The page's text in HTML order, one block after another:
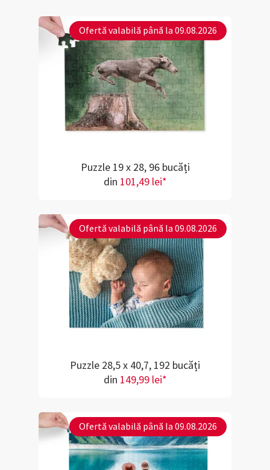
Ofertă valabilă până la 09.08.2026
Puzzle 19 x 28, 96 bucăți
din 101,49 lei*
Ofertă valabilă până la 09.08.2026
Puzzle 28,5 x 40,7, 192 bucăți
din 149,99 lei*
Ofertă valabilă până la 09.08.2026